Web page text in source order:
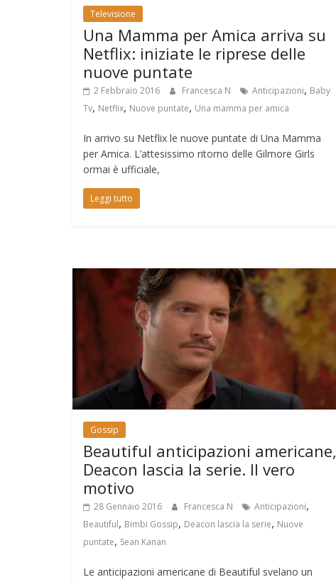
Televisione
Una Mamma per Amica arriva su
Netflix: iniziate le riprese delle
nuove puntate
2 Febbraio 2016 Francesca N Anticipazioni, Baby
Tv, Netflix, Nuove puntate, Una mamma per amica
In arrivo su Netflix le nuove puntate di Una Mamma
per Amica. L’attesissimo ritorno delle Gilmore Girls
ormai è ufficiale,
Leggi tutto
Gossip
Beautiful anticipazioni americane,
Deacon lascia la serie. Il vero
motivo
28 Gennaio 2016 Francesca N Anticipazioni,
Beautiful, Bimbi Gossip, Deacon lascia la serie, Nuove
puntate, Sean Kanan
Le anticipazioni americane di Beautiful svelano un